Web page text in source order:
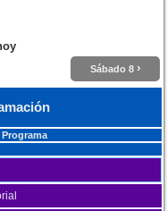
Sábado 8 ›
Programa